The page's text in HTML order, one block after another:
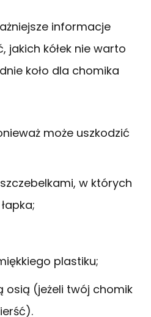
informacje
jakich kółek nie warto
koło dla chomika
może uszkodzić
w których
plastiku;
osią (jeżeli twój chomik